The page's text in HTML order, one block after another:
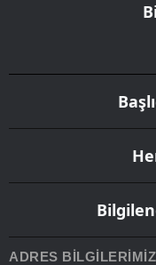
ADRES BILGILERIMIZ